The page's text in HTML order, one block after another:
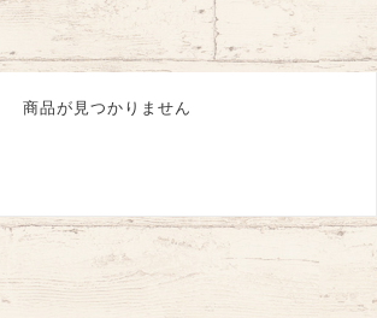
商品が見つかりません